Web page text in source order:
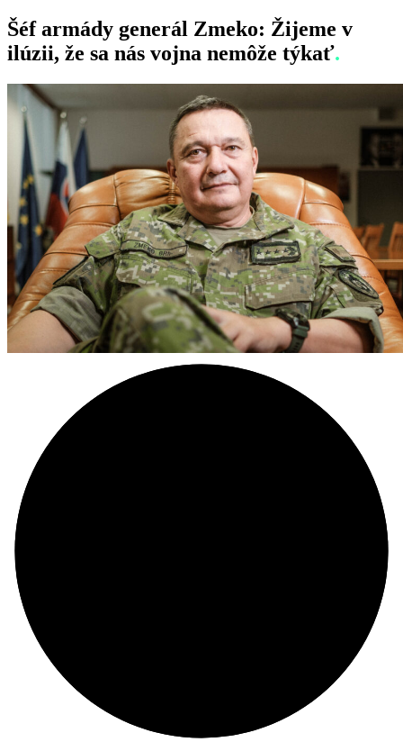
Šéf armády generál Zmeko: Žijeme v
ilúzii, že sa nás vojna nemôže týkať.